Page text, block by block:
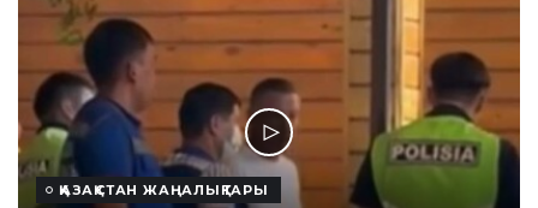
ҚАЗАҚСТАН ЖАҢАЛЫҚТАРЫ